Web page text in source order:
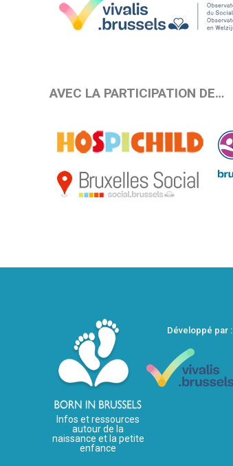
AVEC LA PARTICIPATION DE…
Infos et ressources
autour de la
naissance et la petite
enfance
Développé par :